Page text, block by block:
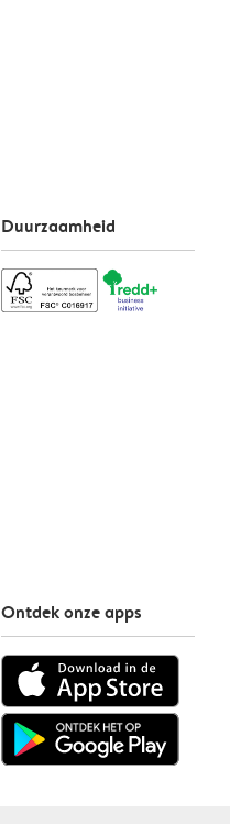
Duurzaamheid
Ontdek onze apps